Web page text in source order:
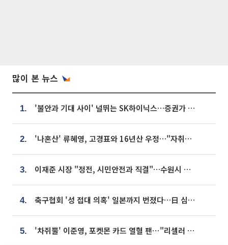
많이 본 뉴스
1. '불안과 기대 사이' 널뛰는 SK하이닉스…증권가 "HBM4·LTA 기반 펀터멘털 견고"
2. '나혼산' 류혜영, 고경표와 16년산 우정…"자취방서 부모님과 마주쳐"
3. 이재준 시장 "정전, 시민안전과 직결"…수원시 비상대응체계 가동
4. 축구협회 '성 접대 의혹' 일본까지 번졌다…日 심판 실명 공개
5. '차쥐뿔' 이준영, 포켓몬 카드 열혈 팬⋯"리셀러 처단할 것"